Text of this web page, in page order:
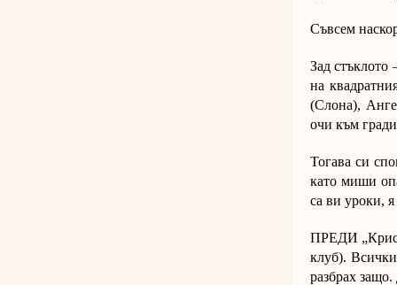
Съвсем
Зад стъклото
на
(Слона),
очи към
Тогава си
като миши
са ви уроки,
ПРЕДИ
клуб).
разбрах